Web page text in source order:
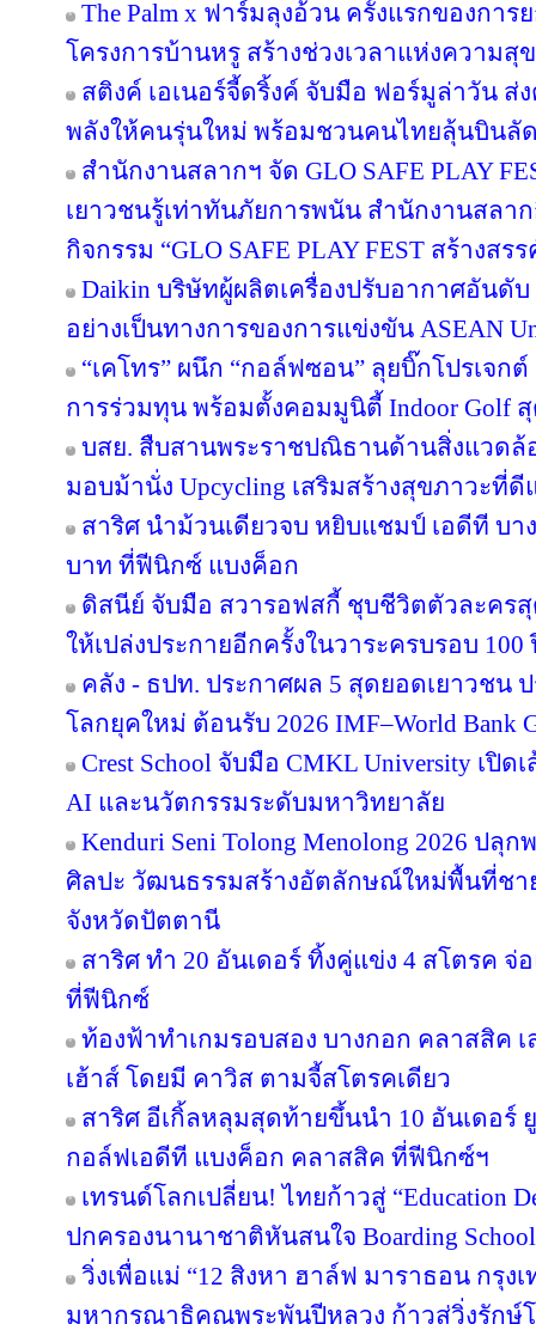
The Palm x ฟาร์มลุงอ้วน ครั้งแรกของกา
โครงการบ้านหรู สร้างช่วงเวลาแห่งความสุ
สติงค์ เอเนอร์จี้ดริ้งค์ จับมือ ฟอร์มูล่าวัน
พลังให้คนรุ่นใหม่ พร้อมชวนคนไทยลุ้นบินลั
สำนักงานสลากฯ จัด GLO SAFE PLAY
เยาวชนรู้เท่าทันภัยการพนัน สำนักงานสลา
กิจกรรม “GLO SAFE PLAY FEST สร้างส
Daikin บริษัทผู้ผลิตเครื่องปรับอากาศอันดั
อย่างเป็นทางการของการแข่งขัน ASEAN
“เคโทร” ผนึก “กอล์ฟซอน” ลุยบิ๊กโปรเจกต์
การร่วมทุน พร้อมตั้งคอมมูนิตี้ Indoor Golf
บสย. สืบสานพระราชปณิธานด้านสิ่งแวดล้
มอบม้านั่ง Upcycling เสริมสร้างสุขภาวะที่ดี
สาริศ นำม้วนเดียวจบ หยิบแชมป์ เอดีที บา
บาท ที่ฟีนิกซ์ แบงค็อก
ดิสนีย์ จับมือ สวารอฟสกี้ ชุบชีวิตตัวละคร
ให้เปล่งประกายอีกครั้งในวาระครบรอบ 100
คลัง - ธปท. ประกาศผล 5 สุดยอดเยาวชน
โลกยุคใหม่ ต้อนรับ 2026 IMF–World Bank
Crest School จับมือ CMKL University เปิ
AI และนวัตกรรมระดับมหาวิทยาลัย
Kenduri Seni Tolong Menolong 2026 ปลุ
ศิลปะ วัฒนธรรมสร้างอัตลักษณ์ใหม่พื้นที่ชา
จังหวัดปัตตานี
สาริศ ทำ 20 อันเดอร์ ทิ้งคู่แข่ง 4 สโตรค
ที่ฟีนิกซ์
ท้องฟ้าทำเกมรอบสอง บางกอก คลาสสิค
เฮ้าส์ โดยมี คาวิส ตามจี้สโตรคเดียว
สาริศ อีเกิ้ลหลุมสุดท้ายขึ้นนำ 10 อันเดอร์
กอล์ฟเอดีที แบงค็อก คลาสสิค ที่ฟีนิกซ์ฯ
เทรนด์โลกเปลี่ยน! ไทยก้าวสู่ “Education
ปกครองนานาชาติหันสนใจ Boarding
วิ่งเพื่อแม่ “12 สิงหา ฮาล์ฟ มาราธอน กรุง
มหากรุณาธิคุณพระพันปีหลวง ก้าวสู่วิ่งรักษ์